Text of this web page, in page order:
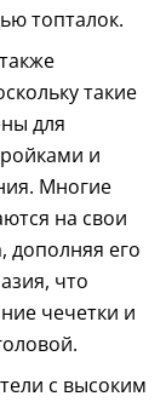
топталок.
такие
для
и
Многие
на свои
дополняя его
что
чечетки и
с высоким